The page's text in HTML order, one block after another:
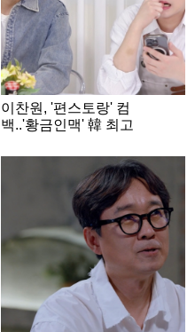
이찬원, '편스토랑' 컴
백..'황금인맥' 韓 최고
랑]